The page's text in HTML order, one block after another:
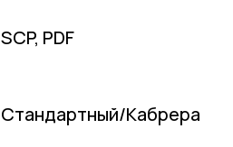
SCP, PDF
Стандартный/Кабрера